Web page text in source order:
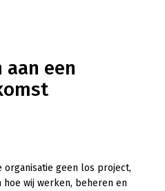
aan een
organisatie geen los project,
hoe wij werken, beheren en